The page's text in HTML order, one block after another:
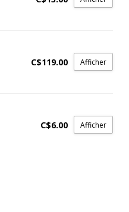
C$119.00 Afficher
C$6.00 Afficher